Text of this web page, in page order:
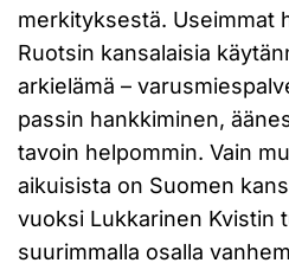
merkityksestä. Useimmat
Ruotsin kansalaisia
arkielämä –
passin hankkiminen,
tavoin helpommin. Vain
aikuisista on Suomen
vuoksi Lukkarinen Kvistin
suurimmalla osalla